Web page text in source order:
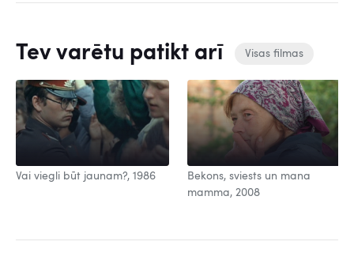
Tev varētu patikt arī Visas filmas
Vai viegli būt jaunam?, 1986
Bekons, sviests un mana
mamma, 2008